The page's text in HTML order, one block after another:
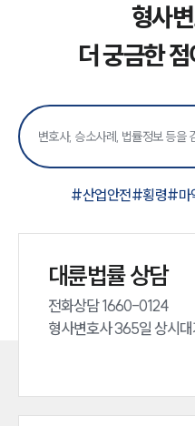
그
그
오
글로벌
고객
통
업
형사 주
사례분
형사
법
형사
더 궁금한
#산업안전#횡령#마
대륜법률 상담
전화상담 1660-0124
형사변호사 365일 상시대